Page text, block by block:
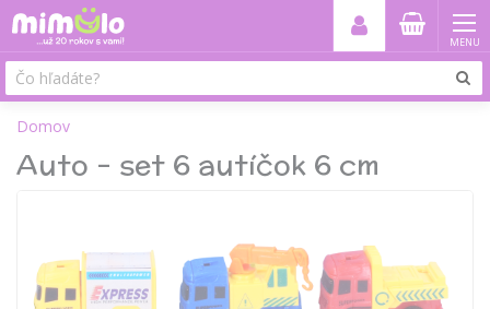
MENU
Domov
Auto - set 6 autíčok 6 cm